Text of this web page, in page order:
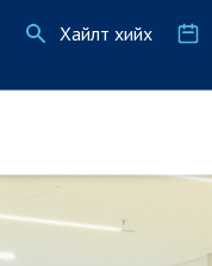
Хайлт хийх